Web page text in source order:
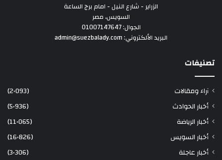
الزراير - شارع النيل - امام برج الساعة
السويس، مصر
الجوال: 01007147647
البريد الألكتروني: admin@suezbalady.com
تصنيفات
آراء ومقالات
(2٬093)
أخبار الحوادث
(5٬936)
أخبار الرياضة
(11٬065)
أخبار السويس
(16٬826)
أخبار عاجلة
(3٬306)